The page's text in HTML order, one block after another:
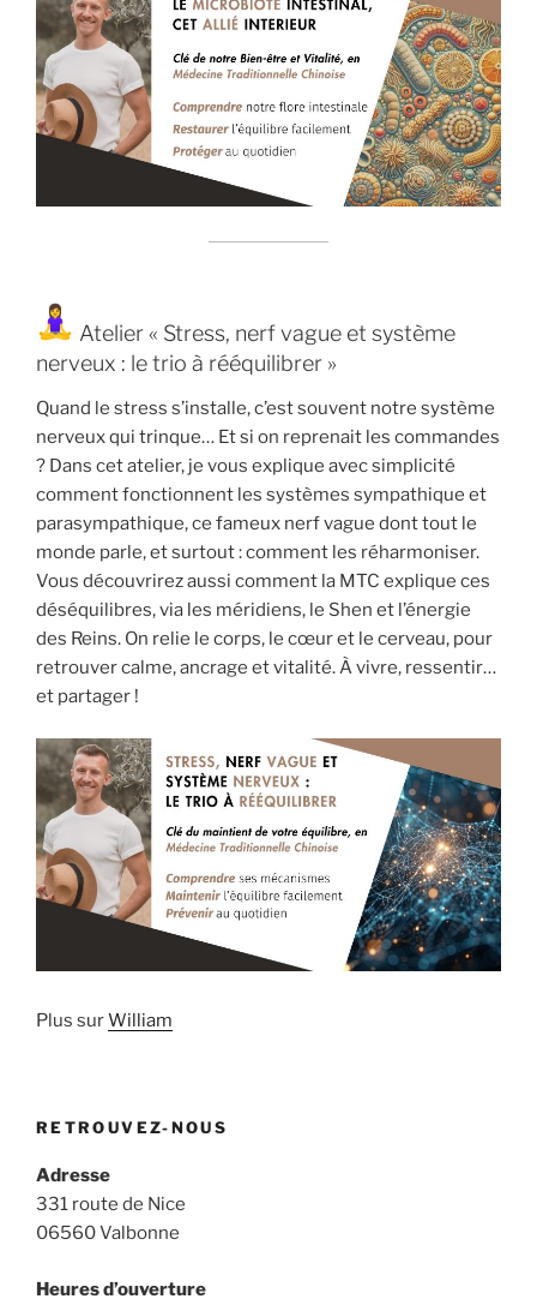
Atelier « Stress, nerf vague et système
nerveux : le trio à rééquilibrer »
Quand le stress s’installe, c’est souvent notre système
nerveux qui trinque… Et si on reprenait les commandes
? Dans cet atelier, je vous explique avec simplicité
comment fonctionnent les systèmes sympathique et
parasympathique, ce fameux nerf vague dont tout le
monde parle, et surtout : comment les réharmoniser.
Vous découvrirez aussi comment la MTC explique ces
déséquilibres, via les méridiens, le Shen et l’énergie
des Reins. On relie le corps, le cœur et le cerveau, pour
retrouver calme, ancrage et vitalité. À vivre, ressentir…
et partager !
Plus surWilliam
RETROUVEZ-NOUS
Adresse
331 route de Nice
06560 Valbonne
Heures d’ouverture